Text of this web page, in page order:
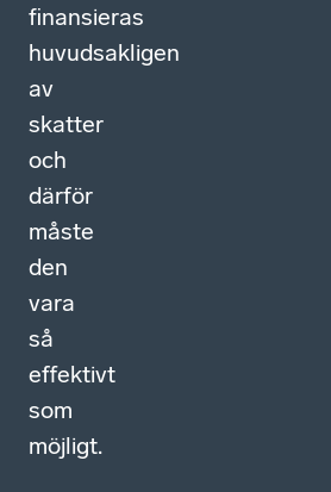
finansieras
huvudsakligen
av
skatter
och
därför
måste
den
vara
så
effektivt
som
möjligt.